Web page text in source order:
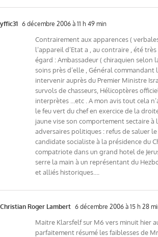
yffic31 6 décembre 2006 à 11 h 49 min
Contrairement aux apparences (
l’appareil d’Etat a , au contraire , été
égard : Ambassadeur ( chiraquien selon
soins près d’elle , Général commandant
intervenir auprès du Premier Ministre
survols de chasseurs, Hélicoptères
interprètes …etc . A mon avis tout cela
le feu vert du chef en exercice de la
jaune vise son comportement sectaire à
adversaires politiques : refus de saluer
candidate socialiste à la présidence du
compatriote dans un grand hotel de
serre la main à un représentant du
et alliés historiques….
Christian Roger Lambert 6 décembre 2006 à 15 h 28
Maitre Klarsfelf sur M6 vers minuit hier
parfaitement résumé les faiblesses de